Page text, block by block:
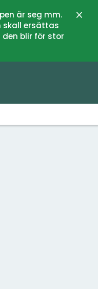
är seg mm.
skall ersättas
blir för stor